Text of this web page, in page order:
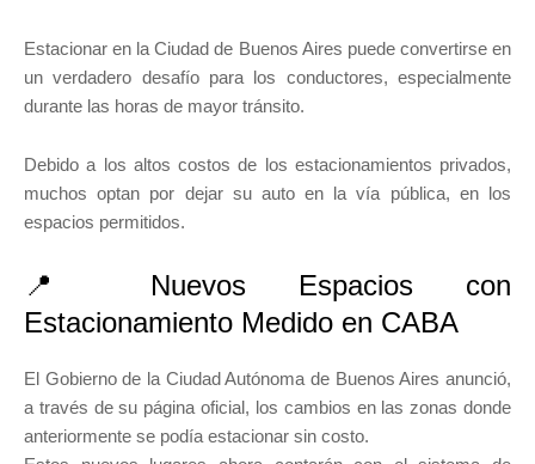
Estacionar en la Ciudad de Buenos Aires puede convertirse en
un verdadero desafío para los conductores, especialmente
durante las horas de mayor tránsito.
Debido a los altos costos de los estacionamientos privados,
muchos optan por dejar su auto en la vía pública, en los
espacios permitidos.
📍 Nuevos Espacios con
Estacionamiento Medido en CABA
El Gobierno de la Ciudad Autónoma de Buenos Aires anunció,
a través de su página oficial, los cambios en las zonas donde
anteriormente se podía estacionar sin costo.